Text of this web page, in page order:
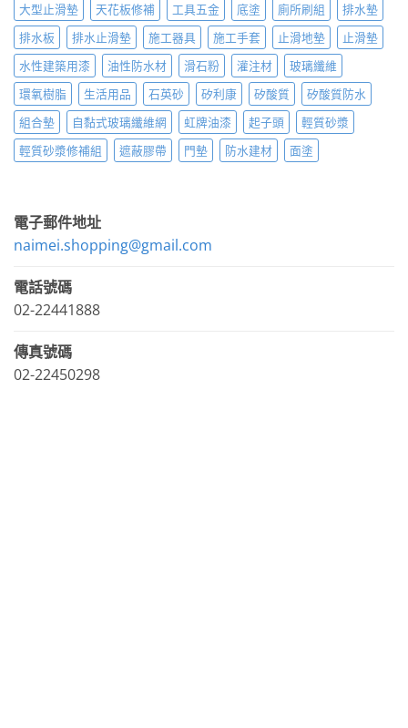
大型止滑墊
天花板修補 工具五金 底塗 廁所刷組
排水墊
排水板
排水止滑墊 施工器具 施工手套 止滑地墊
止滑墊
水性建築用漆
油性防水材 滑石粉 灌注材
玻璃纖維
環氧樹脂
生活用品 石英砂 矽利康 矽酸質
矽酸質防水
組合墊
自黏式玻璃纖維網 虹牌油漆 起子頭
輕質砂漿
輕質砂漿修補組
遮蔽膠帶 門墊 防水建材 面塗
電子郵件地址
naimei.shopping@gmail.com
電話號碼
02-22441888
傳真號碼
02-22450298